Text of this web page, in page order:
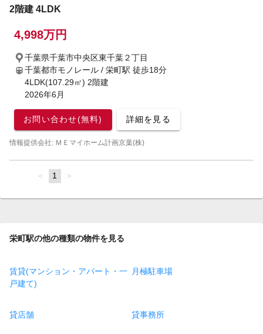
2階建 4LDK
4,998万円
千葉県千葉市中央区東千葉２丁目
千葉都市モノレール / 栄町駅 徒歩18分
4LDK(107.29㎡) 2階建
2026年6月
お問い合わせ(無料) 詳細を見る
情報提供会社: ＭＥマイホーム計画京葉(株)
page
You're
page
1 page
栄町駅の他の種類の物件を見る
賃貸(マンション・アパート・一
戸建て)
月極駐車場
貸店舗 貸事務所